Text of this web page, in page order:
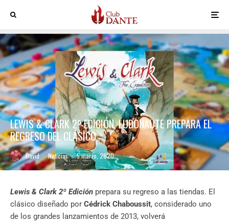
LEWIS & CLARK 2º EDICIÓN, LUDONAUTE PREPARA EL
REGRESO DEL CLÁSICO
David · Noticias · 5 marzo, 2020
Lewis & Clark 2º Edición prepara su regreso a las tiendas. El
clásico diseñado por Cédrick Chaboussit, considerado uno
de los grandes lanzamientos de 2013, volverá